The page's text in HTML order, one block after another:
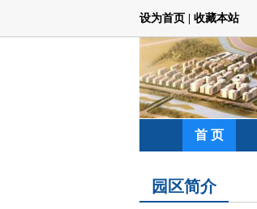
设为首页 收藏本站
首 页
园区简介